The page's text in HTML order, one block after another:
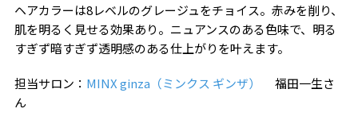
ヘアカラーは8レベルのグレージュをチョイス。赤みを削り、
肌を明るく見せる効果あり。ニュアンスのある色味で、明る
すぎず暗すぎず透明感のある仕上がりを叶えます。
担当サロン： MINX ginza（ミンクス ギンザ）
福田一生さ
ん